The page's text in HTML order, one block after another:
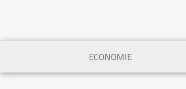
ECONOMIE